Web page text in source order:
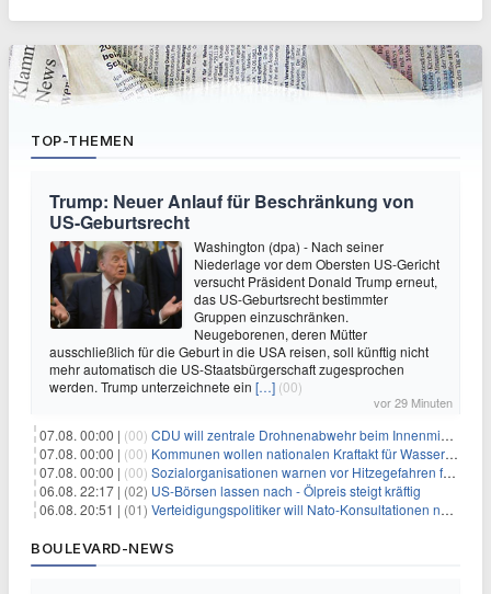
TOP-THEMEN
Trump: Neuer Anlauf für Beschränkung von
US-Geburtsrecht
Washington (dpa) - Nach seiner
Niederlage vor dem Obersten US-Gericht
versucht Präsident Donald Trump erneut,
das US-Geburtsrecht bestimmter
Gruppen einzuschränken.
Neugeborenen, deren Mütter
ausschließlich für die Geburt in die USA reisen, soll künftig nicht
mehr automatisch die US-Staatsbürgerschaft zugesprochen
werden. Trump unterzeichnete ein […] (00)
vor 29 Minuten
07.08. 00:00 | (00) CDU will zentrale Drohnenabwehr beim Innenministerium
07.08. 00:00 | (00) Kommunen wollen nationalen Kraftakt für Wasserversorgung
07.08. 00:00 | (00) Sozialorganisationen warnen vor Hitzegefahren für Obdachlose
06.08. 22:17 | (02) US-Börsen lassen nach - Ölpreis steigt kräftig
06.08. 20:51 | (01) Verteidigungspolitiker will Nato-Konsultationen nach Drohnenfund
BOULEVARD-NEWS